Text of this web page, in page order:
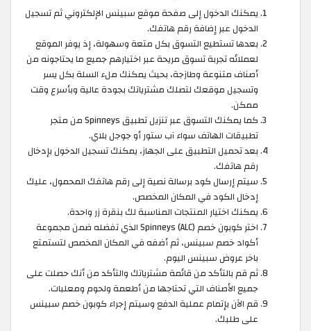
يمكنك الدخول إلى صفحة موقع سبينس الإلكتروني ثم تسجيل
الدخول عبر إضافة رقم هاتفك.
بعدها تستطيع التسوق بكل متعة وسهولة، إذ يوفر الموقع
لعملائه تجربة تسوق مريحة عبر اختيارهم جميع ما يحتاجونه من
أصناف متنوعة وطازجة، بحيث يمكنك ملء السلة بكل يسر
وتسجيل موقعك لتصلك مشترياتك بجودة عالية وبأسرع وقت
ممكن.
كما يمكنك التسوق عبر تنزيل تطبيق Spinneys من متجر
تطبيقات الهاتف سواء آب ستور أو جوجل بلاي.
بعد تحميل التطبيق على الجهاز، يمكنك تسجيل الدخول بإدخال
رقم هاتفك.
سيتم إرسال كود برسالة نصية إلى رقم هاتفك المحمول، عليك
إدخال الكود في المكان المخصص.
يمكنك اختيار المنتجات المناسبة لك بنقرة زر واحدة.
اختر كوبون خصم Spinneys (ALC) الذي تفضله ضمن مجموعة
أكواد خصم سبينس، ثم أضفه في المكان المخصص لتستمتع
باخر عروض سبينس اليوم.
ثم قم بالتأكد من قائمة مشترياتك والتأكد من أنك حصلت على
جميع الأصناف التي تحتاجها من أطعمة ولحوم ومعلبات.
قم الآن بإتمام عملية الدفع وسيتم إجراء كوبون خصم سبينس
على طلبك.